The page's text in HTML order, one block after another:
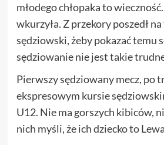
młodego chłopaka to
wkurzyła. Z przekory poszedł
sędziowski, żeby pokazać temu
sędziowanie nie jest takie
Pierwszy sędziowany mecz, po
ekspresowym kursie
U12. Nie ma gorszych kibiców,
nich myśli, że ich dziecko to